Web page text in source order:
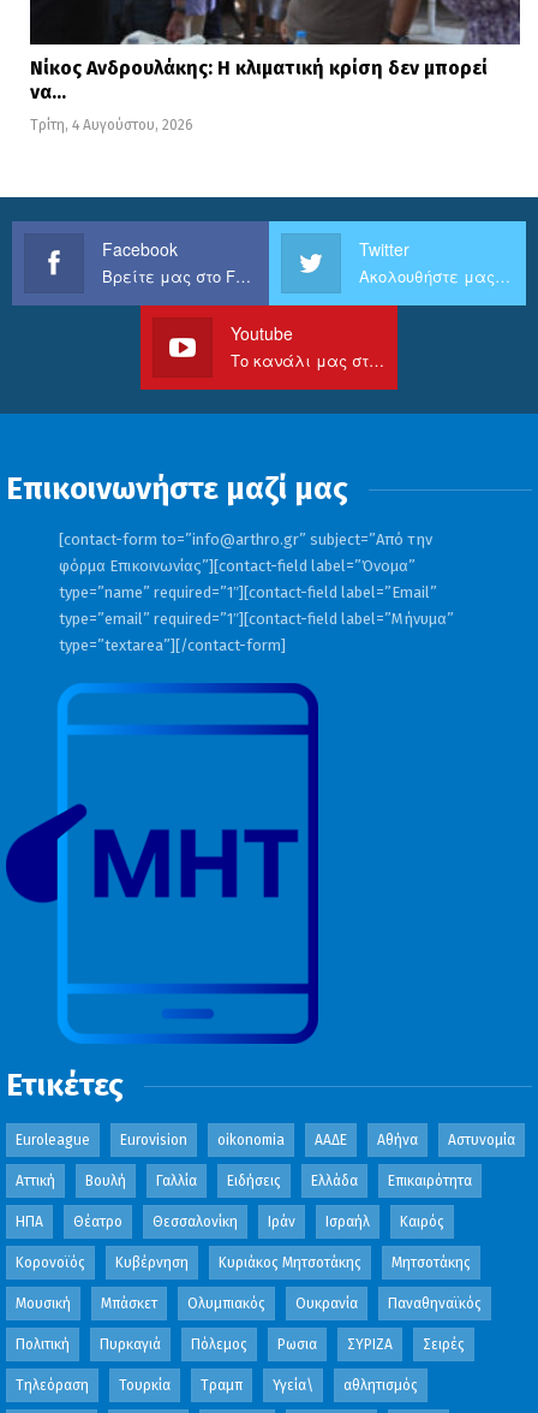
Νίκος Ανδρουλάκης: Η κλιματική κρίση δεν μπορεί
να…
Τρίτη, 4 Αυγούστου, 2026
Facebook
Βρείτε μας στο Facebook
Twitter
Ακολουθήστε μας στο Twitter
Youtube
Το κανάλι μας στο Youtube
Επικοινωνήστε μαζί μας
[contact-form to=”info@arthro.gr” subject=”Από την
φόρμα Επικοινωνίας”][contact-field label=”Όνομα”
type=”name” required=”1″][contact-field label=”Email”
type=”email” required=”1″][contact-field label=”Μήνυμα”
type=”textarea”][/contact-form]
Ετικέτες
Euroleague Eurovision oikonomia ΑΑΔΕ Αθήνα Αστυνομία
Αττική Βουλή Γαλλία Ειδήσεις Ελλάδα Επικαιρότητα
ΗΠΑ Θέατρο Θεσσαλονίκη Ιράν Ισραήλ Καιρός
Κορονοϊός Κυβέρνηση Κυριάκος Μητσοτάκης Μητσοτάκης
Μουσική Μπάσκετ Ολυμπιακός Ουκρανία Παναθηναϊκός
Πολιτική Πυρκαγιά Πόλεμος Ρωσια ΣΥΡΙΖΑ Σειρές
Τηλεόραση Τουρκία Τραμπ Υγεία\ αθλητισμός